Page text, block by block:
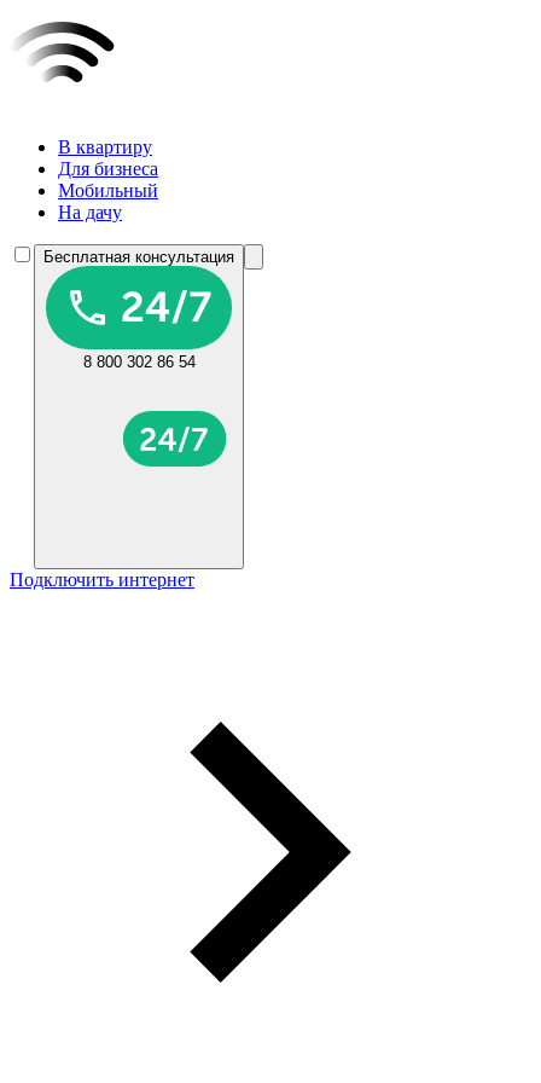
В квартиру
Для бизнеса
Мобильный
На дачу
Бесплатная консультация
8 800 302 86 54
Подключить интернет